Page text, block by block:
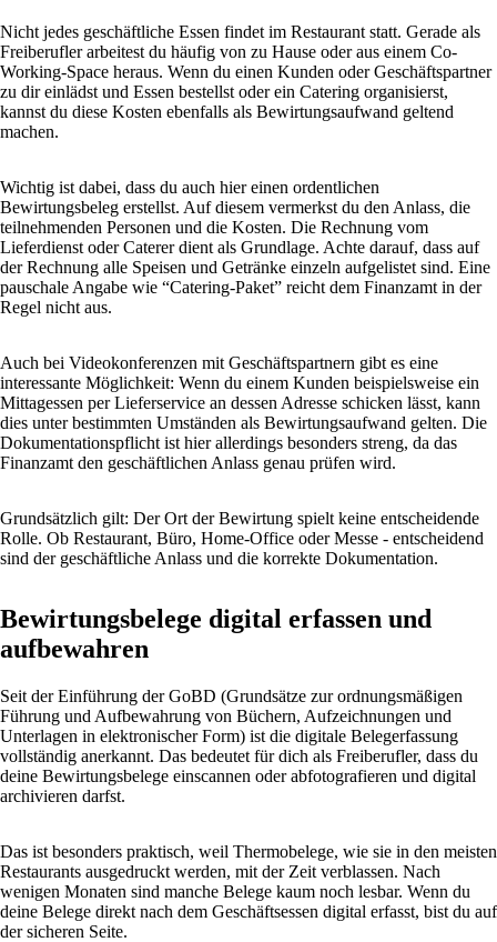
Nicht jedes geschäftliche Essen findet im Restaurant statt. Gerade als
Freiberufler arbeitest du häufig von zu Hause oder aus einem Co-
Working-Space heraus. Wenn du einen Kunden oder Geschäftspartner
zu dir einlädst und Essen bestellst oder ein Catering organisierst,
kannst du diese Kosten ebenfalls als Bewirtungsaufwand geltend
machen.
Wichtig ist dabei, dass du auch hier einen ordentlichen
Bewirtungsbeleg erstellst. Auf diesem vermerkst du den Anlass, die
teilnehmenden Personen und die Kosten. Die Rechnung vom
Lieferdienst oder Caterer dient als Grundlage. Achte darauf, dass auf
der Rechnung alle Speisen und Getränke einzeln aufgelistet sind. Eine
pauschale Angabe wie “Catering-Paket” reicht dem Finanzamt in der
Regel nicht aus.
Auch bei Videokonferenzen mit Geschäftspartnern gibt es eine
interessante Möglichkeit: Wenn du einem Kunden beispielsweise ein
Mittagessen per Lieferservice an dessen Adresse schicken lässt, kann
dies unter bestimmten Umständen als Bewirtungsaufwand gelten. Die
Dokumentationspflicht ist hier allerdings besonders streng, da das
Finanzamt den geschäftlichen Anlass genau prüfen wird.
Grundsätzlich gilt: Der Ort der Bewirtung spielt keine entscheidende
Rolle. Ob Restaurant, Büro, Home-Office oder Messe - entscheidend
sind der geschäftliche Anlass und die korrekte Dokumentation.
Bewirtungsbelege digital erfassen und
aufbewahren
Seit der Einführung der GoBD (Grundsätze zur ordnungsmäßigen
Führung und Aufbewahrung von Büchern, Aufzeichnungen und
Unterlagen in elektronischer Form) ist die digitale Belegerfassung
vollständig anerkannt. Das bedeutet für dich als Freiberufler, dass du
deine Bewirtungsbelege einscannen oder abfotografieren und digital
archivieren darfst.
Das ist besonders praktisch, weil Thermobelege, wie sie in den meisten
Restaurants ausgedruckt werden, mit der Zeit verblassen. Nach
wenigen Monaten sind manche Belege kaum noch lesbar. Wenn du
deine Belege direkt nach dem Geschäftsessen digital erfasst, bist du auf
der sicheren Seite.